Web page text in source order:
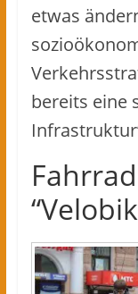
etwas
bereits eine